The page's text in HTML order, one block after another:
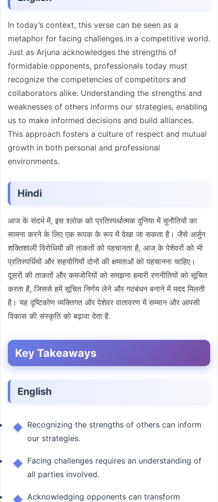
In today’s context, this verse can be seen as a
metaphor for facing challenges in a competitive world.
Just as Arjuna acknowledges the strengths of
formidable opponents, professionals today must
recognize the competencies of competitors and
collaborators alike. Understanding the strengths and
weaknesses of others informs our strategies, enabling
us to make informed decisions and build alliances.
This approach fosters a culture of respect and mutual
growth in both personal and professional
environments.
Hindi
आज के संदर्भ में, इस श्लोक को प्रतिस्पर्धात्मक दुनिया में चुनौतियों का
सामना करने के लिए एक रूपक के रूप में देखा जा सकता है। जैसे अर्जुन
शक्तिशाली विरोधियों की ताकतों को पहचानता है, आज के पेशेवरों को भी
प्रतिस्पर्धियों और सहयोगियों दोनों की क्षमताओं को पहचानना चाहिए।
दूसरों की ताकतों और कमजोरियों को समझना हमारी रणनीतियों को सूचित
करता है, जिससे हमें सूचित निर्णय लेने और गठबंधन बनाने में मदद मिलती
है। यह दृष्टिकोण व्यक्तिगत और पेशेवर वातावरण में सम्मान और आपसी
विकास की संस्कृति को बढ़ावा देता है.
Key Takeaways
English
Recognizing the strengths of others can inform
our strategies.
Facing challenges requires an understanding of
all parties involved.
Acknowledging opponents can transform